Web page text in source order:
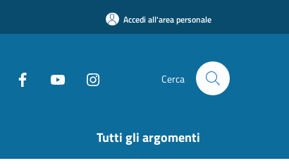
Accedi all'area personale
Cerca
Tutti gli argomenti